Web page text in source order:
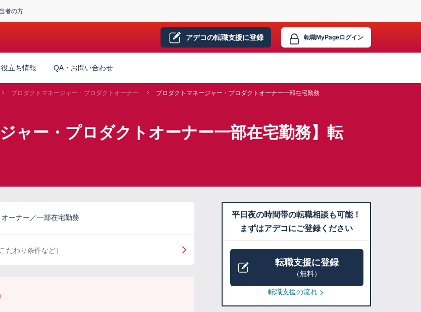
者の方
アデコの転職支援に登録 転職MyPageログイン
役立ち情報 QA・お問い合わせ
プロダクトマネージャー・プロダクトオーナー プロダクトマネージャー・プロダクトオーナー一部在宅勤務
ャー・プロダクトオーナー一部在宅勤務】転
ーナー／一部在宅勤務
だわり条件など）
平日夜の時間帯の転職相談も可能！
まずはアデコにご登録ください
転職支援に登録
（無料）
転職支援の流れ